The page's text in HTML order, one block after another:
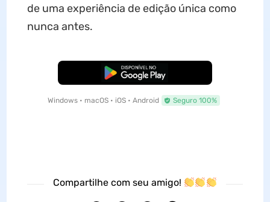
de uma experiência de edição única como
nunca antes.
Baixar Grátis
Windows • macOS • iOS • Android Seguro 100%
Compartilhe com seu amigo!